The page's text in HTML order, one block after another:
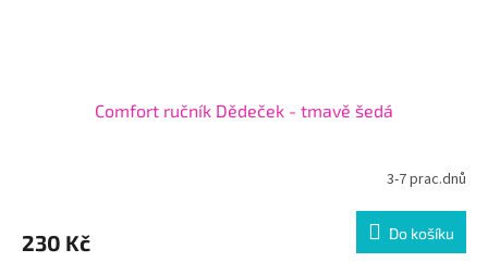
Comfort ručník Dědeček - tmavě šedá
3-7 prac.dnů
230 Kč Do košíku